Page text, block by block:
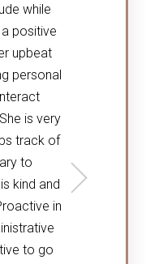
while
positive
upbeat
personal
is very
track of
to
kind and
in
to go